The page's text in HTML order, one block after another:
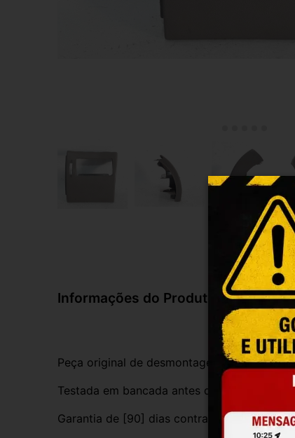
Informações do Produto
Peça original de desmontagem, com
Testada em bancada antes do envio
Garantia de [90] dias contra defeitos de